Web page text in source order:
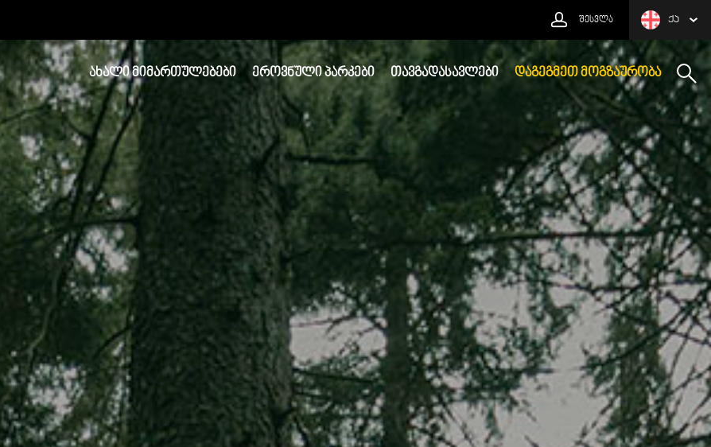
ᲨᲔᲡᲕᲚᲐ ᲥᲐ
ᲐᲮᲐᲚᲘ ᲛᲘᲛᲐᲠᲗᲣᲚᲔᲑᲔᲑᲘ ᲔᲠᲝᲕᲜᲣᲚᲘ ᲞᲐᲠᲙᲔᲑᲘ ᲗᲐᲕᲒᲐᲓᲐᲡᲐᲕᲚᲔᲑᲘ ᲓᲐᲒᲔᲒᲛᲔᲗ ᲛᲝᲒᲖᲐᲣᲠᲝᲑᲐ